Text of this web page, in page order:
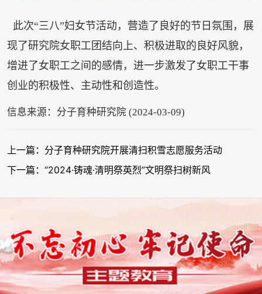
此次“三八”妇女节活动，营造了良好的节日氛围，展
现了研究院女职工团结向上、积极进取的良好风貌，
增进了女职工之间的感情，进一步激发了女职工干事
创业的积极性、主动性和创造性。
信息来源：分子育种研究院 (2024-03-09)
上一篇：分子育种研究院开展清扫积雪志愿服务活动
下一篇：“2024·铸魂·清明祭英烈”文明祭扫树新风